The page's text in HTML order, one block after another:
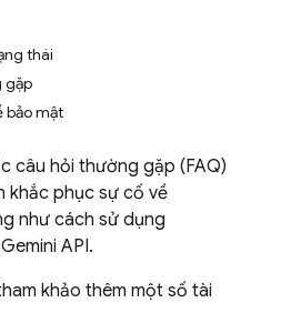
thái
gặp
bảo mật
câu hỏi thường gặp (FAQ)
khắc phục sự cố về
như cách sử dụng
Gemini API.
khảo thêm một số tài